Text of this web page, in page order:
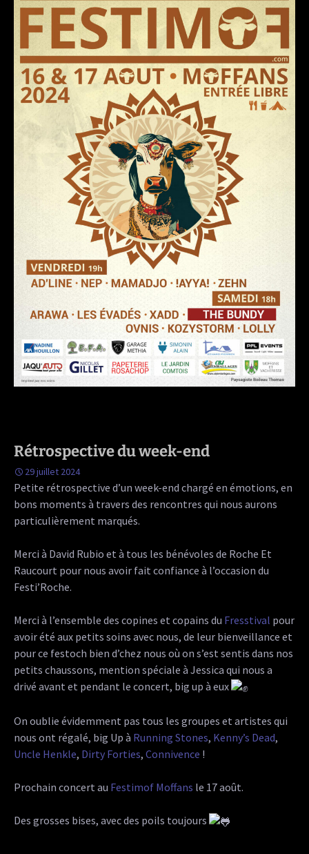
Rétrospective du week-end
29 juillet 2024
Petite rétrospective d’un week-end chargé en émotions, en
bons moments à travers des rencontres qui nous aurons
particulièrement marqués.
Merci à David Rubio et à tous les bénévoles de Roche Et
Raucourt pour nous avoir fait confiance à l’occasion du
Festi’Roche.
Merci à l’ensemble des copines et copains du Fresstival pour
avoir été aux petits soins avec nous, de leur bienveillance et
pour ce festoch bien d’chez nous où on s’est sentis dans nos
petits chaussons, mention spéciale à Jessica qui nous a
drivé avant et pendant le concert, big up à eux
On oublie évidemment pas tous les groupes et artistes qui
nous ont régalé, big Up à Running Stones, Kenny’s Dead,
Uncle Henkle, Dirty Forties, Connivence !
Prochain concert au Festimof Moffans le 17 août.
Des grosses bises, avec des poils toujours